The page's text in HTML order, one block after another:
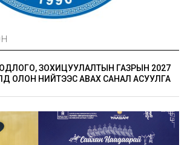
ЗОХИЦУУЛАЛТЫН ГАЗРЫН 2027
ОЛОН НИЙТЭЭС АВАХ САНАЛ АСУУЛГА